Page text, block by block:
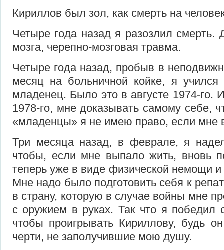
Кириллов был зол, как смерть на
Четыре года назад я разозлил смерть.
мозга, черепно-мозговая травма.
Четыре года назад, пробыв в
месяц на больничной койке, я учился
младенец. Было это в августе 1974-го.
1978-го, мне доказывать самому себе,
«младенцы» я не имею право, если мне
Три месяца назад, в феврале, я
чтобы, если мне выпало жить, вновь
теперь уже в виде физической немощи и
Мне надо было подготовить себя к
в страну, которую в случае войны мне
с оружием в руках. Так что я победил
чтобы проигрывать Кириллову, будь
черти, не заполучившие мою душу.